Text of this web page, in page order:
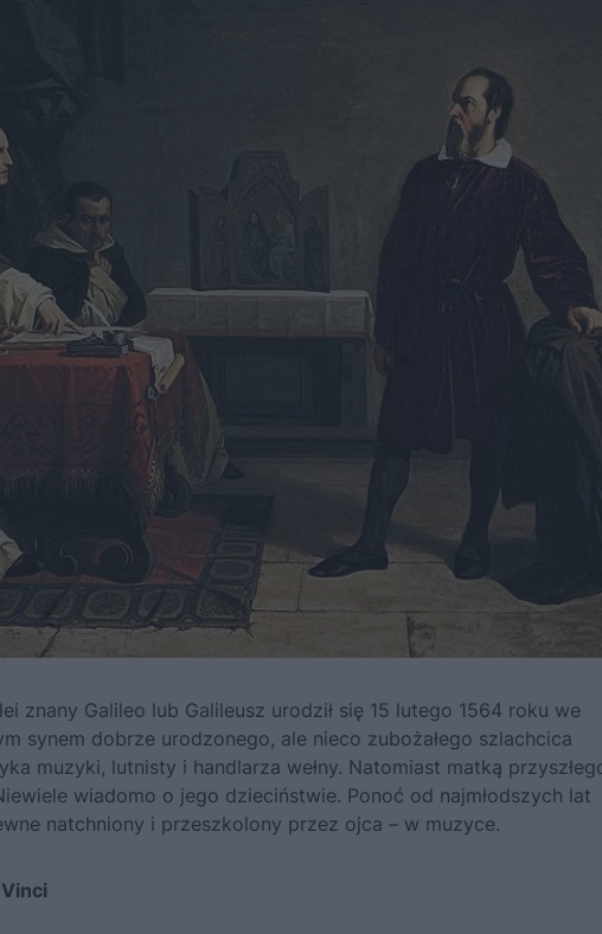
znany Galileo lub Galileusz urodził się 15 lutego 1564 roku we
synem dobrze urodzonego, ale nieco zubożałego szlachcica
muzyki, lutnisty i handlarza wełny. Natomiast matką
wiadomo o jego dzieciństwie. Ponoć od najmłodszych lat
natchniony i przeszkolony przez ojca – w muzyce.